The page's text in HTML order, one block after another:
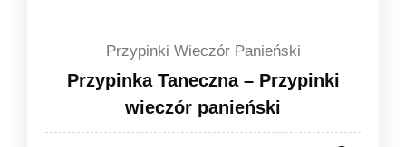
Przypinki Wieczór Panieński
Przypinka Taneczna – Przypinki
wieczór panieński